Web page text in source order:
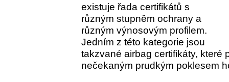
existuje řada certifikátů s
různým stupněm ochrany a
různým výnosovým profilem.
Jedním z této kategorie jsou
takzvané airbag certifikáty, které
nečekaným prudkým poklesem